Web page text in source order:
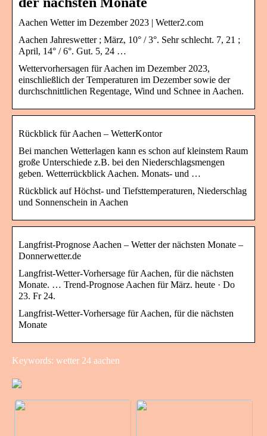
Aachen Wetter im Dezember 2023 | Wetter2.com
Aachen Jahreswetter ; März, 10° / 3°. Sehr schlecht. 7, 21 ;
April, 14° / 6°. Gut. 5, 24 …
Wettervorhersagen für Aachen im Dezember 2023,
einschließlich der Temperaturen im Dezember sowie der
durchschnittlichen Regentage, Wind und Schnee in Aachen.
Rückblick für Aachen – WetterKontor
Bei manchen Wetterlagen kann es schon auf kleinstem Raum
große Unterschiede z.B. bei den Niederschlagsmengen
geben. Wetterrückblick Aachen. Monats- und …
Rückblick auf Höchst- und Tiefsttemperaturen, Niederschlag
und Sonnenschein in Aachen
Langfrist-Prognose Aachen – Wetter der nächsten Monate –
Donnerwetter.de
Langfrist-Wetter-Vorhersage für Aachen, für die nächsten
Monate. … Trend-Prognose Aachen für März. heute · Do
23. Fr 24.
Langfrist-Wetter-Vorhersage für Aachen, für die nächsten
Monate
Keywords: wetter 24 aachen